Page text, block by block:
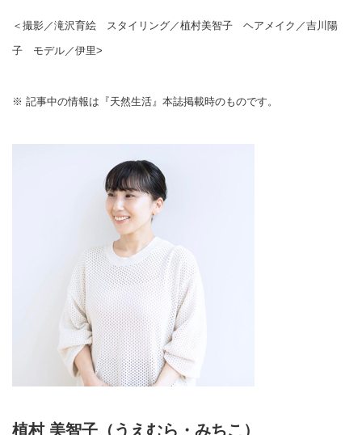
＜撮影／滝沢育絵 スタイリング／植村美智子 ヘアメイク／吉川陽
子 モデル／伊里>
※ 記事中の情報は『天然生活』本誌掲載時のものです。
植村 美智子（うえむら・みちこ）